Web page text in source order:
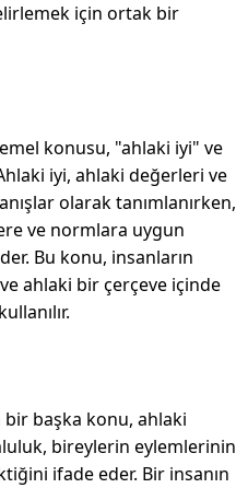
için ortak bir
konusu, "ahlaki iyi" ve
iyi, ahlaki değerleri ve
olarak tanımlanırken,
ve normlara uygun
Bu konu, insanların
ahlaki bir çerçeve içinde
bir başka konu, ahlaki
bireylerin eylemlerinin
ifade eder. Bir insanın